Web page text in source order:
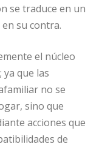
se traduce en un
su contra.
el núcleo
que las
no se
sino que
acciones que
de